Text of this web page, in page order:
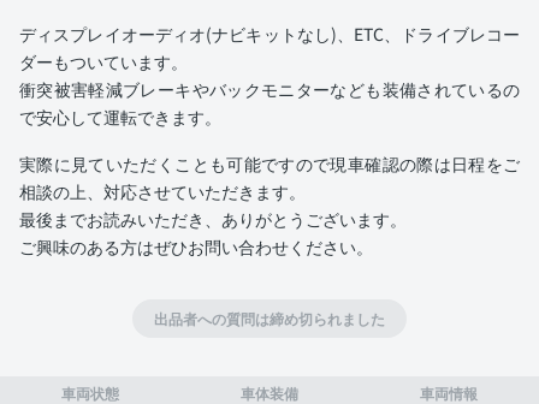
車両状態 車体装備 車両情報
ディスプレイオーディオ(ナビキットなし)、ETC、ドライブレコー
ダーもついています。
衝突被害軽減ブレーキやバックモニターなども装備されているの
で安心して運転できます。
実際に見ていただくことも可能ですので現車確認の際は日程をご
相談の上、対応させていただきます。
最後までお読みいただき、ありがとうございます。
ご興味のある方はぜひお問い合わせください。
出品者への質問は締め切られました